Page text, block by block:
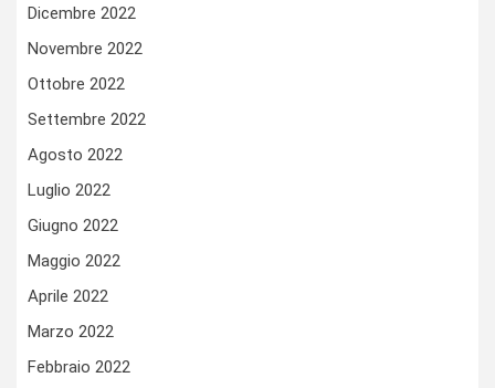
Dicembre 2022
Novembre 2022
Ottobre 2022
Settembre 2022
Agosto 2022
Luglio 2022
Giugno 2022
Maggio 2022
Aprile 2022
Marzo 2022
Febbraio 2022